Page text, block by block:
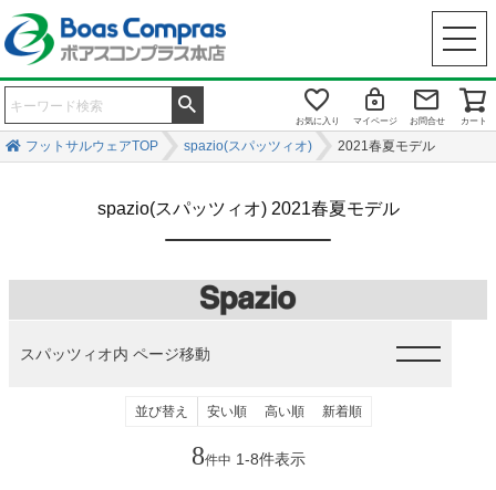
お気に入り マイページ お問合せ カート
フットサルウェアTOP spazio(スパッツィオ) 2021春夏モデル
spazio(スパッツィオ) 2021春夏モデル
スパッツィオ内 ページ移動
並び替え 安い順 高い順 新着順
8件中 1-8件表示